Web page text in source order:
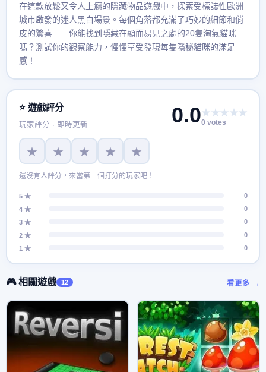
在這款放鬆又令人上癮的隱藏物品遊戲中，探索受標誌性歐洲
城市啟發的迷人黑白場景。每個角落都充滿了巧妙的細節和俏
皮的驚喜——你能找到隱藏在顯而易見之處的20隻淘氣貓咪
嗎？測試你的觀察能力，慢慢享受發現每隻隱秘貓咪的滿足
感！
⭐ 遊戲評分
玩家評分 · 即時更新 0.0★★★★★
0 votes
★ ★ ★ ★ ★
還沒有人評分，來當第一個打分的玩家吧！
5 ★
0
4 ★
0
3 ★
0
2 ★
0
1 ★
0
🎮 相關遊戲 12 看更多 →